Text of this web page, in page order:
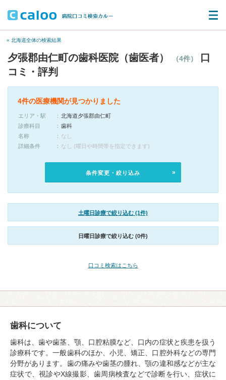
« 北海道全体の検索結果
夕張郡由仁町の歯科医院（歯医者） （4件）
口
コミ・評判
4件の医療機関が見つかりました
エリア・駅
北海道夕張郡由仁町
診療科目
歯科
名称
なし
詳細条件
なし (曜日や時間帯を指定できます)
条件変更・絞り込み
土曜日診療で絞り込む (1件)
日曜日診療で絞り込む (0件)
口コミ検索はこちら
歯科について
歯科は、歯や歯茎、顎、口腔粘膜など、口内の症状と疾患を扱う
診療科です。一般歯科のほか、小児、矯正、口腔外科などの専門
分野があります。歯の痛みや歯茎の腫れ、顎の違和感などが主な
症状で、視診やX線撮影、歯周病検査などで診断を行い、症状に